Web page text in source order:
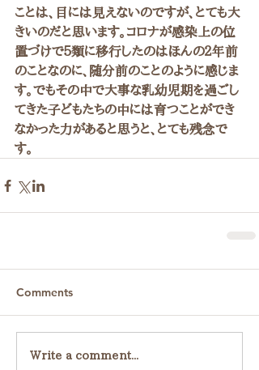
ことは、目には見えないのですが、とても大
きいのだと思います。コロナが感染上の位
置づけで５類に移行したのはほんの２年前
のことなのに、随分前のことのように感じま
す。でもその中で大事な乳幼児期を過ごし
てきた子どもたちの中には育つことができ
なかった力があると思うと、とても残念で
す。
Comments
Write a comment...